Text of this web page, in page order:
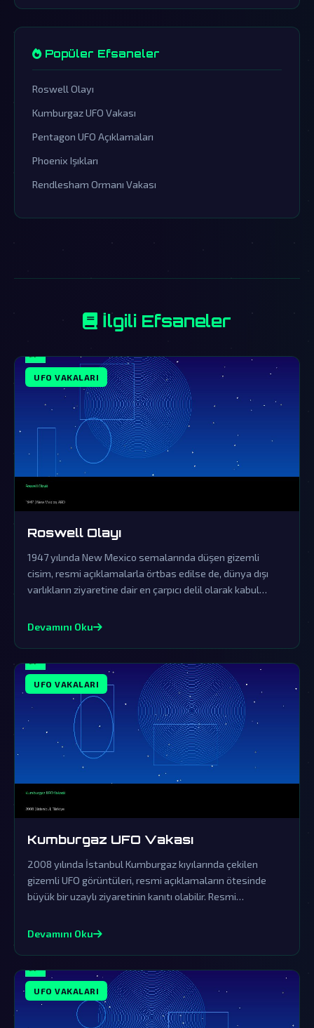
Popüler Efsaneler
Roswell Olayı
Kumburgaz UFO Vakası
Pentagon UFO Açıklamaları
Phoenix Işıkları
Rendlesham Ormanı Vakası
İlgili Efsaneler
UFO VAKALARI
Roswell Olayı
1947 yılında New Mexico semalarında düşen gizemli
cisim, resmi açıklamalarla örtbas edilse de, dünya dışı
varlıkların ziyaretine dair en çarpıcı delil olarak kabul
Devamını Oku
UFO VAKALARI
Kumburgaz UFO Vakası
2008 yılında İstanbul Kumburgaz kıyılarında çekilen
gizemli UFO görüntüleri, resmi açıklamaların ötesinde
büyük bir uzaylı ziyaretinin kanıtı olabilir. Resmi
dünya dışı varlıkların varlığını sorgulatmaktadır.
Devamını Oku
UFO VAKALARI